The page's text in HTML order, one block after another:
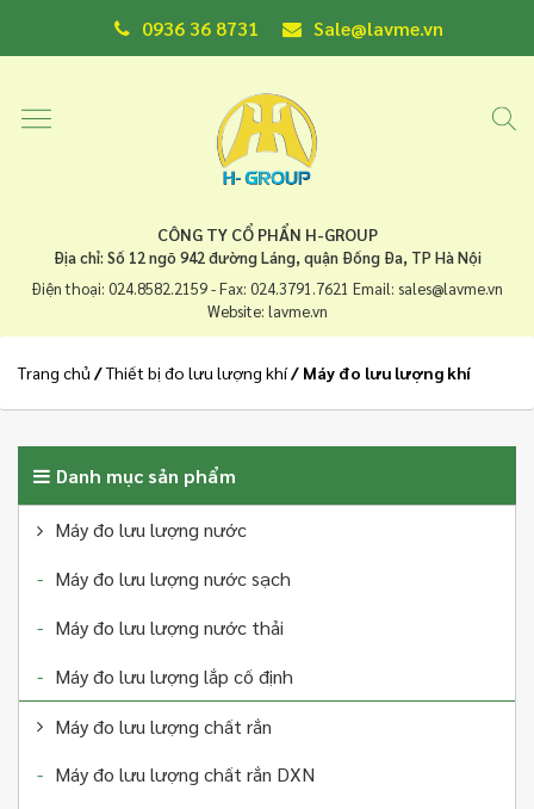
0936 36 8731 Sale@lavme.vn
CÔNG TY CỔ PHẨN H-GROUP
Địa chỉ: Số 12 ngõ 942 đường Láng, quận Đống Đa, TP Hà Nội
Điện thoại: 024.8582.2159 - Fax: 024.3791.7621 Email: sales@lavme.vn
Website: lavme.vn
Trang chủ /Thiết bị đo lưu lượng khí/ Máy đo lưu lượng khí
Danh mục sản phẩm
Máy đo lưu lượng nước
Máy đo lưu lượng nước sạch
Máy đo lưu lượng nước thải
Máy đo lưu lượng lắp cố định
Máy đo lưu lượng chất rắn
Máy đo lưu lượng chất rắn DXN
MÁY ĐO LƯU LƯỢNG KHÍ
Hiện thị2sản
phẩm